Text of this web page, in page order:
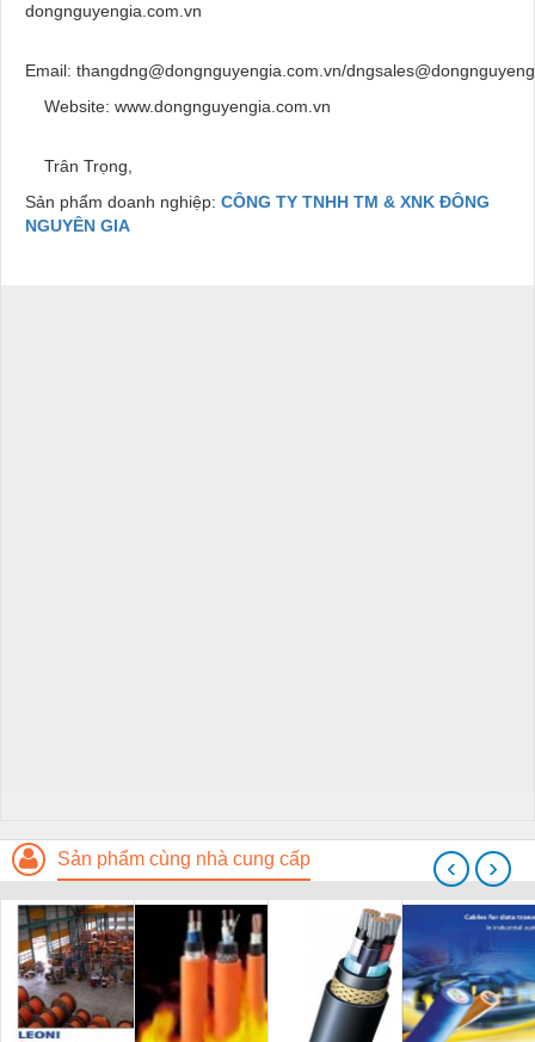
dongnguyengia.com.vn
Email: thangdng@dongnguyengia.com.vn/
Website: www.dongnguyengia.com.vn
Trân Trọng,
Sản phẩm doanh nghiệp: CÔNG TY TNHH TM & XNK ĐÔNG
NGUYÊN GIA
Sản phẩm cùng nhà cung cấp ‹ ›